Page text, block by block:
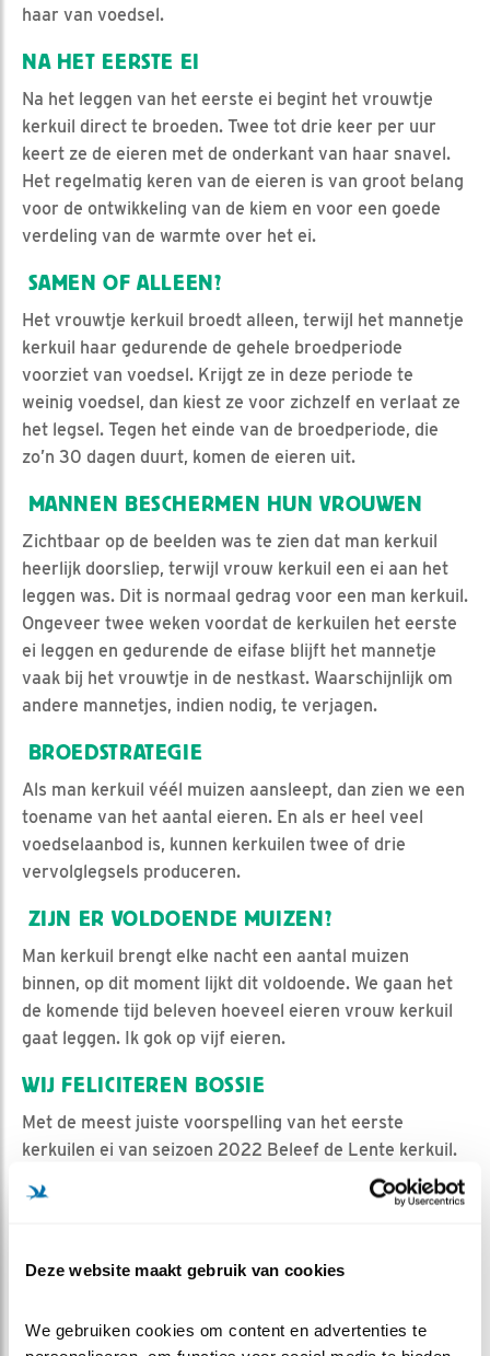
Deze website maakt gebruik van cookies
We gebruiken cookies om content en advertenties te
haar van voedsel.
NA HET EERSTE EI
Na het leggen van het eerste ei begint het vrouwtje
kerkuil direct te broeden. Twee tot drie keer per uur
keert ze de eieren met de onderkant van haar snavel.
Het regelmatig keren van de eieren is van groot belang
voor de ontwikkeling van de kiem en voor een goede
verdeling van de warmte over het ei.
SAMEN OF ALLEEN?
Het vrouwtje kerkuil broedt alleen, terwijl het mannetje
kerkuil haar gedurende de gehele broedperiode
voorziet van voedsel. Krijgt ze in deze periode te
weinig voedsel, dan kiest ze voor zichzelf en verlaat ze
het legsel. Tegen het einde van de broedperiode, die
zo’n 30 dagen duurt, komen de eieren uit.
MANNEN BESCHERMEN HUN VROUWEN
Zichtbaar op de beelden was te zien dat man kerkuil
heerlijk doorsliep, terwijl vrouw kerkuil een ei aan het
leggen was. Dit is normaal gedrag voor een man kerkuil.
Ongeveer twee weken voordat de kerkuilen het eerste
ei leggen en gedurende de eifase blijft het mannetje
vaak bij het vrouwtje in de nestkast. Waarschijnlijk om
andere mannetjes, indien nodig, te verjagen.
BROEDSTRATEGIE
Als man kerkuil véél muizen aansleept, dan zien we een
toename van het aantal eieren. En als er heel veel
voedselaanbod is, kunnen kerkuilen twee of drie
vervolglegsels produceren.
ZIJN ER VOLDOENDE MUIZEN?
Man kerkuil brengt elke nacht een aantal muizen
binnen, op dit moment lijkt dit voldoende. We gaan het
de komende tijd beleven hoeveel eieren vrouw kerkuil
gaat leggen. Ik gok op vijf eieren.
WIJ FELICITEREN BOSSIE
Met de meest juiste voorspelling van het eerste
kerkuilen ei van seizoen 2022 Beleef de Lente kerkuil.
Hiermee verdient Bossie eeuwige roem tijdens dit
gehele seizoen!